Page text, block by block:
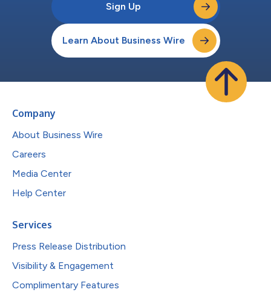
Sign Up
Learn About Business Wire
Company
About Business Wire
Careers
Media Center
Help Center
Services
Press Release Distribution
Visibility & Engagement
Complimentary Features